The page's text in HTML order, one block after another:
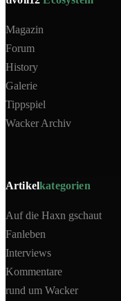
Magazin
Forum
History
Galerie
Tippspiel
Wacker Archiv
Artikelkategorien
Auf die Haxn gschaut
Fanleben
Interviews
Kommentare
rund um Wacker